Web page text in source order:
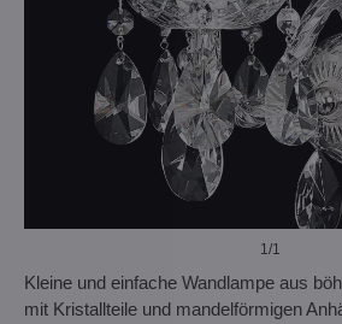
1/1
Kleine und einfache Wandlampe aus
mit Kristallteile und mandelförmigen